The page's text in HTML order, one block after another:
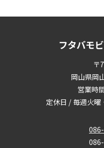
フタバモ
〒
岡山県岡
営業時
定休日 / 毎週火曜